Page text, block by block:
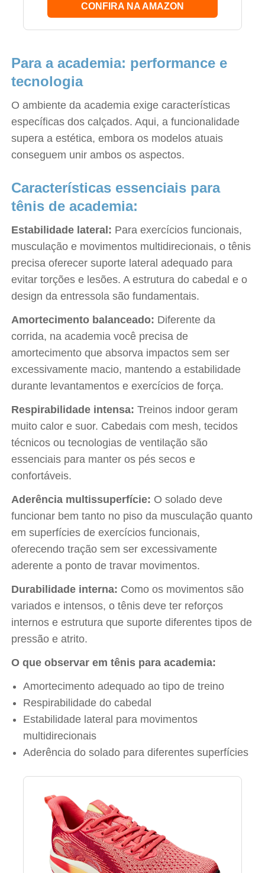
CONFIRA NA AMAZON
Para a academia: performance e
tecnologia
O ambiente da academia exige características
específicas dos calçados. Aqui, a funcionalidade
supera a estética, embora os modelos atuais
conseguem unir ambos os aspectos.
Características essenciais para
tênis de academia:
Estabilidade lateral: Para exercícios funcionais,
musculação e movimentos multidirecionais, o tênis
precisa oferecer suporte lateral adequado para
evitar torções e lesões. A estrutura do cabedal e o
design da entressola são fundamentais.
Amortecimento balanceado: Diferente da
corrida, na academia você precisa de
amortecimento que absorva impactos sem ser
excessivamente macio, mantendo a estabilidade
durante levantamentos e exercícios de força.
Respirabilidade intensa:Treinos indoor geram
muito calor e suor. Cabedais com mesh, tecidos
técnicos ou tecnologias de ventilação são
essenciais para manter os pés secos e
confortáveis.
Aderência multissuperfície: O solado deve
funcionar bem tanto no piso da musculação quanto
em superfícies de exercícios funcionais,
oferecendo tração sem ser excessivamente
aderente a ponto de travar movimentos.
Durabilidade interna: Como os movimentos são
variados e intensos, o tênis deve ter reforços
internos e estrutura que suporte diferentes tipos de
pressão e atrito.
O que observar em tênis para academia:
Amortecimento adequado ao tipo de treino
Respirabilidade do cabedal
Estabilidade lateral para movimentos
multidirecionais
Aderência do solado para diferentes superfícies